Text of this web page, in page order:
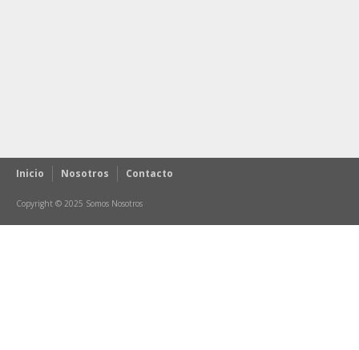
Inicio Nosotros Contacto
Copyright © 2025 Somos Nosotros